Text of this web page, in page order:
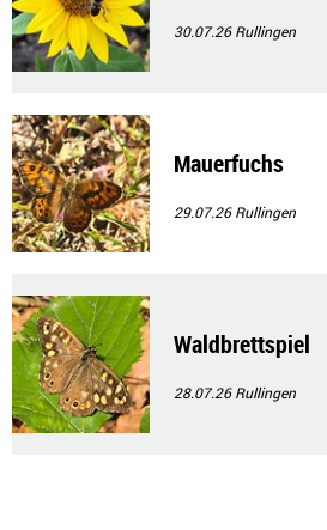
30.07.26Rullingen
Mauerfuchs
29.07.26Rullingen
Waldbrettspiel
28.07.26Rullingen